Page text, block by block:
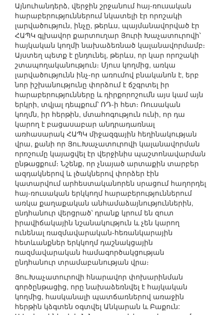
Այնուհանդերձ, վերջին շրջանում հայ-ռուսական
հարաբերություններում նկատելի էր որոշակի
լարվածություն, ինչը, թերևս, պայմանավորված էր
ՀԱՊԿ գլխավոր քարտուղար Յուրի Խաչատուրովի՝
հայկական կողմի նախաձեռնած կալանավորմամբ։
Այստեղ պետք է ընդունել, թերևս, որ կար որոշակի
շտապողականություն։ Մյուս կողմից, առկա
լարվածությունն ինչ-որ առումով բնականոն է, երբ
նոր իշխանությունը փորձում է ճշգրտել իր
հարաբերությունները և դիրքորոշումն այս կամ այն
երկրի, տվյալ դեպքում՝ ՌԴ-ի հետ։ Ռուսական
կողմն, իր հերթին, մտահոգություն ունի, որ դա
կարող է բացասաբար անդրադառնալ
առհասարակ ՀԱՊԿ միջազգային հեղինակության
վրա, քանի որ Յու.Խաչատուրովի կալանավորման
որոշումը կայացվել էր վերջինիս պաշտոնավարման
ընթացքում։ Նշենք, որ չնայած արտաքին տարբեր
ազդակներով և լծակներով փորձեր էին
կատարվում արհեստականորեն սրացում հաղորդել
հայ-ռուսական երկկողմ հարաբերություններում
առկա քաղաքական անհամաձայնություններին,
ընդհանուր վերցրած՝ դրանք կրում են զուտ
իրավիճակային նշանակություն և չեն կարող
ունենալ ռազմավարական-հեռանկարային
հետևանքներ երկկողմ դաշնակցային
ռազմավարական համագործակցության
ընդհանուր տրամաբանության վրա։
Յու.Խաչատուրովի հնարավոր փոխարինման
գործընթացից, որը նախաձեռնվել է հայկական
կողմից, հասկանալի պատճառներով առաջին
հերթին կձգտեն օգտվել Անկարան և Բաքուն: